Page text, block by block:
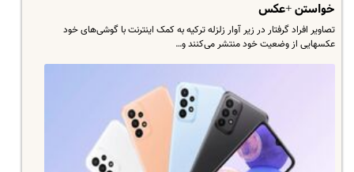
خواستن +عکس
تصاویر افراد گرفتار در زیر آوار زلزله ترکیه به کمک اینترنت با گوشی‌های خود
عکسهایی از وضعیت خود منتشر ‌می‌کنند و…